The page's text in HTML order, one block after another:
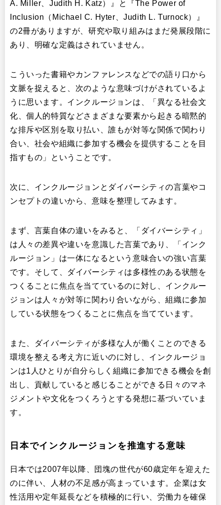
A. Miller、Judith H. Katz）』と『The Power of
Inclusion（Michael C. Hyter、Judith L. Turnock）』
の2冊がありますが、研究や取り組みはまだ発展段階に
あり、明確な定義はされていません。
こういった書籍やカンファレンスなどでの語り口から
文脈を捉えると、次のような意味づけがされているよ
うに思います。インクルージョンは、「異なる社会文
化、個人的特質などさまざまな要素から起きる暗黙的
な排斥や区別を取り払い、誰もが対等な関係で関わり
合い、社会や組織に参加する機会を提供することを目
指すもの」ということです。
次に、インクルージョンとダイバーシティの言葉やコ
ンセプトの違いから、意味を整理してみます。
まず、言葉自体の違いをみると、「ダイバーシティ」
は人々の差異や違いを意識した言葉であり、「インク
ルージョン」は一体になるという意味合いの強い言葉
です。そして、ダイバーシティは多様性のある状態を
つくることに焦点を当てているのに対し、インクルー
ジョンは人々が対等に関わり合いながら、組織に参加
している状態をつくることに焦点を当てています。
また、ダイバーシティが多様な人が働くことのできる
環境を整える考え方に近いのに対し、インクルージョ
ンは1人ひとりが自分らしく組織に参加できる機会を創
出し、貢献していると感じることができる日々のマネ
ジメントや文化をつくろうとする発想に基づいていま
す。
日本でインクルージョンを推進する意味
日本では2007年以降、団塊の世代が60歳定年を迎えた
のに伴い、人材の不足感が高まっています。企業は女
性活用や定年延長などを積極的に行い、労働力を確保